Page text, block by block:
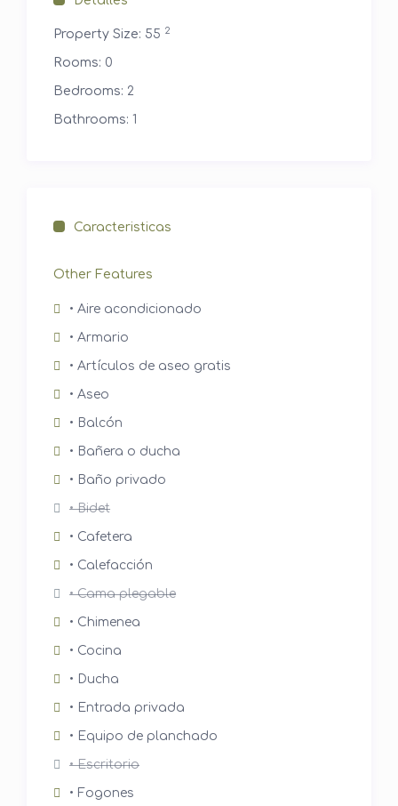
Property Size: 55 2
Rooms: 0
Bedrooms: 2
Bathrooms: 1
Caracteristicas
Other Features
• Aire acondicionado
• Armario
• Artículos de aseo gratis
• Aseo
• Balcón
• Bañera o ducha
• Baño privado
• Bidet
• Cafetera
• Calefacción
• Cama plegable
• Chimenea
• Cocina
• Ducha
• Entrada privada
• Equipo de planchado
• Escritorio
• Fogones